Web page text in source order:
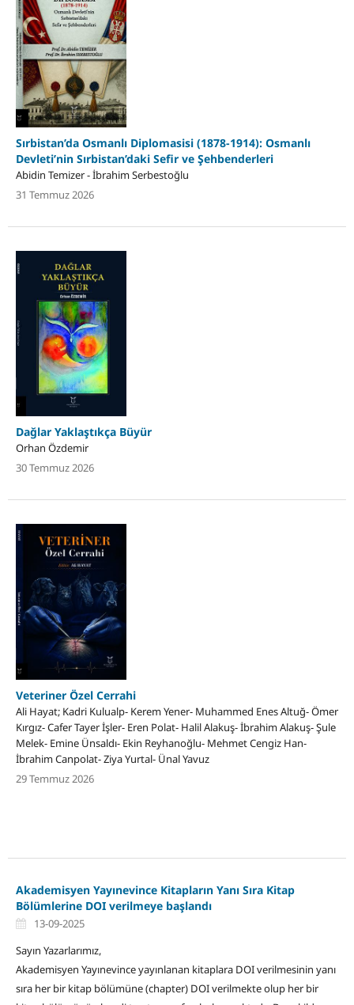
Sırbistan’da Osmanlı Diplomasisi (1878-1914): Osmanlı
Devleti’nin Sırbistan’daki Sefir ve Şehbenderleri
Abidin Temizer - İbrahim Serbestoğlu
31 Temmuz 2026
Dağlar Yaklaştıkça Büyür
Orhan Özdemir
30 Temmuz 2026
Veteriner Özel Cerrahi
Ali Hayat; Kadri Kulualp- Kerem Yener- Muhammed Enes Altuğ- Ömer
Kırgız- Cafer Tayer İşler- Eren Polat- Halil Alakuş- İbrahim Alakuş- Şule
Melek- Emine Ünsaldı- Ekin Reyhanoğlu- Mehmet Cengiz Han-
İbrahim Canpolat- Ziya Yurtal- Ünal Yavuz
29 Temmuz 2026
Akademisyen Yayınevince Kitapların Yanı Sıra Kitap
Bölümlerine DOI verilmeye başlandı
13-09-2025
Sayın Yazarlarımız,
Akademisyen Yayınevince yayınlanan kitaplara DOI verilmesinin yanı
sıra her bir kitap bölümüne (chapter) DOI verilmekte olup her bir